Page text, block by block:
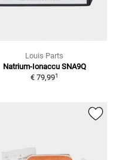
Louis Parts
Natrium-Ionaccu SNA9Q
€ 79,991